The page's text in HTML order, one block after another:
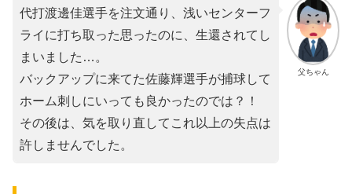
父ちゃん
代打渡邊佳選手を注文通り、浅いセンターフ
ライに打ち取った思ったのに、生還されてし
まいました…。
バックアップに来てた佐藤輝選手が捕球して
ホーム刺しにいっても良かったのでは？！
その後は、気を取り直してこれ以上の失点は
許しませんでした。